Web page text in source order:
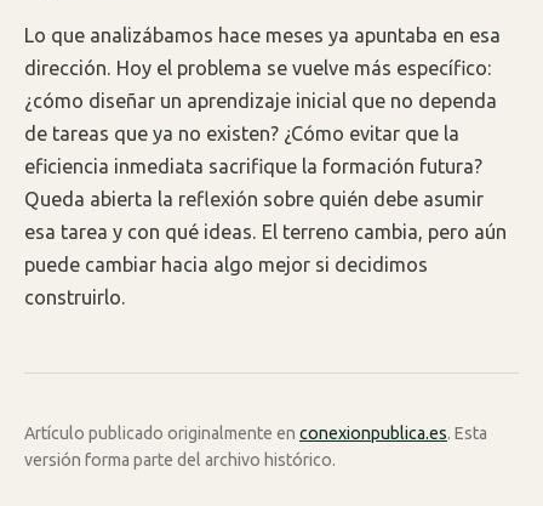
Lo que analizábamos hace meses ya apuntaba en esa
dirección. Hoy el problema se vuelve más específico:
¿cómo diseñar un aprendizaje inicial que no dependa
de tareas que ya no existen? ¿Cómo evitar que la
eficiencia inmediata sacrifique la formación futura?
Queda abierta la reflexión sobre quién debe asumir
esa tarea y con qué ideas. El terreno cambia, pero aún
puede cambiar hacia algo mejor si decidimos
construirlo.
Artículo publicado originalmente en conexionpublica.es. Esta
versión forma parte del archivo histórico.